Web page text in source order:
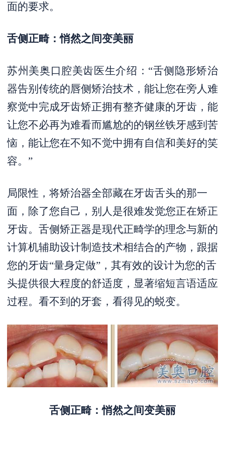
面的要求。
舌侧正畸：悄然之间变美丽
苏州美奥口腔美齿医生介绍：“舌侧隐形矫治
器告别传统的唇侧矫治技术，能让您在旁人难
察觉中完成牙齿矫正拥有整齐健康的牙齿，能
让您不必再为难看而尴尬的的钢丝铁牙感到苦
恼，能让您在不知不觉中拥有自信和美好的笑
容。”
局限性，将矫治器全部藏在牙齿舌头的那一
面，除了您自己，别人是很难发觉您正在矫正
牙齿。舌侧矫正器是现代正畸学的理念与新的
计算机辅助设计制造技术相结合的产物，跟据
您的牙齿“量身定做”，其有效的设计为您的舌
头提供很大程度的舒适度，显著缩短言语适应
过程。看不到的牙套，看得见的蜕变。
舌侧正畸：悄然之间变美丽